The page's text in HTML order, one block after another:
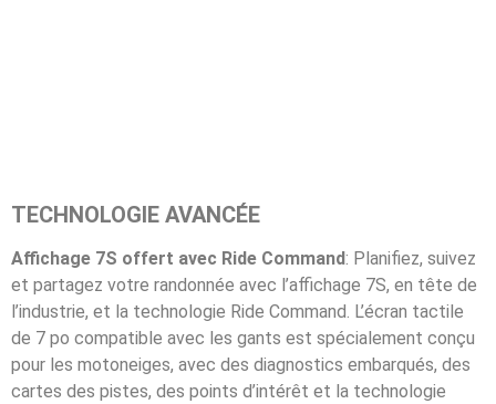
TECHNOLOGIE AVANCÉE
Affichage 7S offert avec Ride Command: Planifiez, suivez
et partagez votre randonnée avec l’affichage 7S, en tête de
l’industrie, et la technologie Ride Command. L’écran tactile
de 7 po compatible avec les gants est spécialement conçu
pour les motoneiges, avec des diagnostics embarqués, des
cartes des pistes, des points d’intérêt et la technologie